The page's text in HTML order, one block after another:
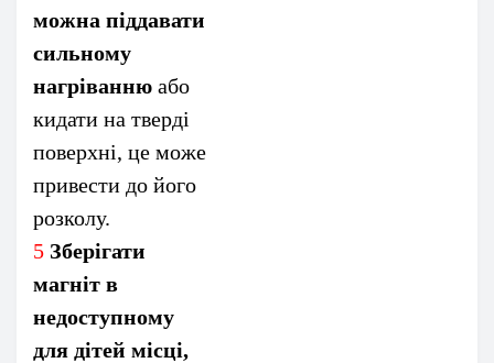
можна піддавати
сильному
нагріванню або
кидати на тверді
поверхні, це може
привести до його
розколу.
5 Зберігати
магніт в
недоступному
для дітей місці,